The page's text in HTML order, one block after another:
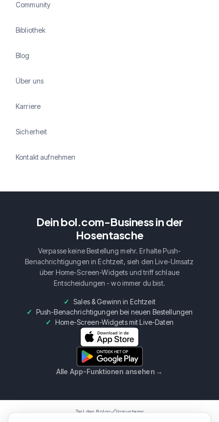
Community
Bibliothek
Blog
Über uns
Karriere
Sicherheit
Kontakt aufnehmen
Dein bol.com-Business in der
Hosentasche
Verpasse keine Bestellung mehr. Erhalte Push-
Benachrichtigungen in Echtzeit, sieh den Live-Umsatz
über Home-Screen-Widgets und triff schlaue
Entscheidungen - wo immer du bist.
Sales & Gewinn in Echtzeit
Push-Benachrichtigungen bei neuen Bestellungen
Home-Screen-Widgets mit Live-Daten
Alle App-Funktionen ansehen →
Teil des Boloo-Ökosystems